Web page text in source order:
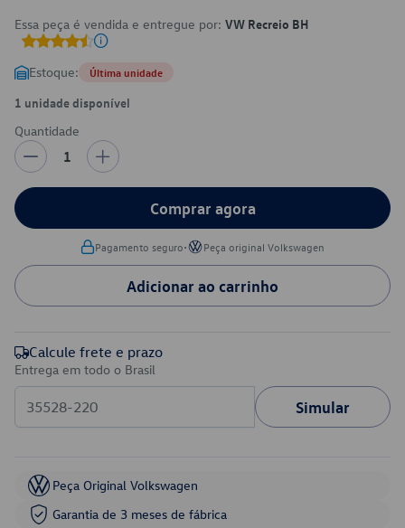
Essa peça é vendida e entregue por: VW Recreio BH
Estoque: Última unidade
1 unidade disponível
Quantidade
1
Comprar agora
Pagamento seguro• Peça original Volkswagen
Adicionar ao carrinho
Calcule frete e prazo
Entrega em todo o Brasil
Simular
Peça Original Volkswagen
Garantia de 3 meses de fábrica